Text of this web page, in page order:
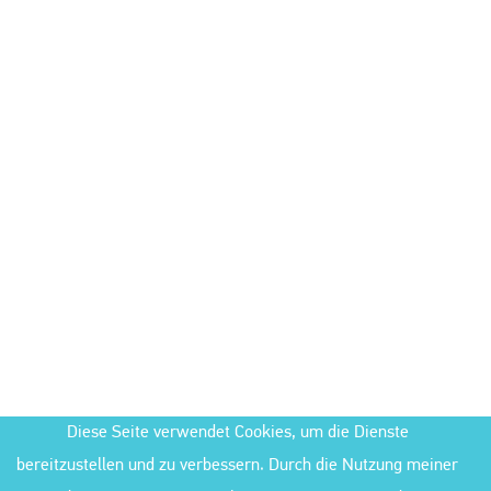
Diese Seite verwendet Cookies, um die Dienste
bereitzustellen und zu verbessern. Durch die Nutzung meiner